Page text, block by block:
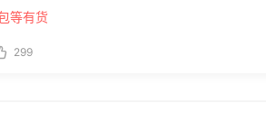
等有货
299